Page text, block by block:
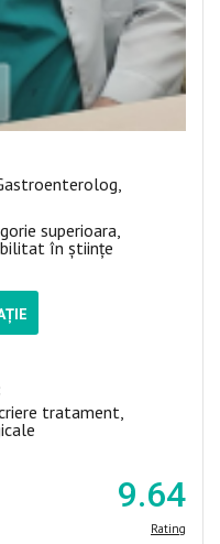
superioara,
în științe
tratament,
9.64
Rating